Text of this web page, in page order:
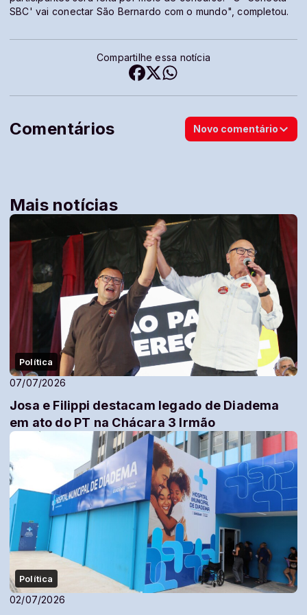
SBC' vai conectar São Bernardo com o mundo", completou.
Compartilhe essa notícia
Comentários Novo comentário
Mais notícias
Política
07/07/2026
Josa e Filippi destacam legado de Diadema
em ato do PT na Chácara 3 Irmão
Política
02/07/2026